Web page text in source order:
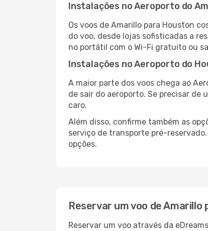
Instalações no Aeroporto do
Os voos de Amarillo para Houston
do voo, desde lojas sofisticadas a
no portátil com o Wi-Fi gratuito ou
Instalações no Aeroporto do
A maior parte dos voos chega ao
de sair do aeroporto. Se precisar de
caro.
Além disso, confirme também as
serviço de transporte pré-
opções.
Reservar um voo de Amarillo
Reservar um voo através da